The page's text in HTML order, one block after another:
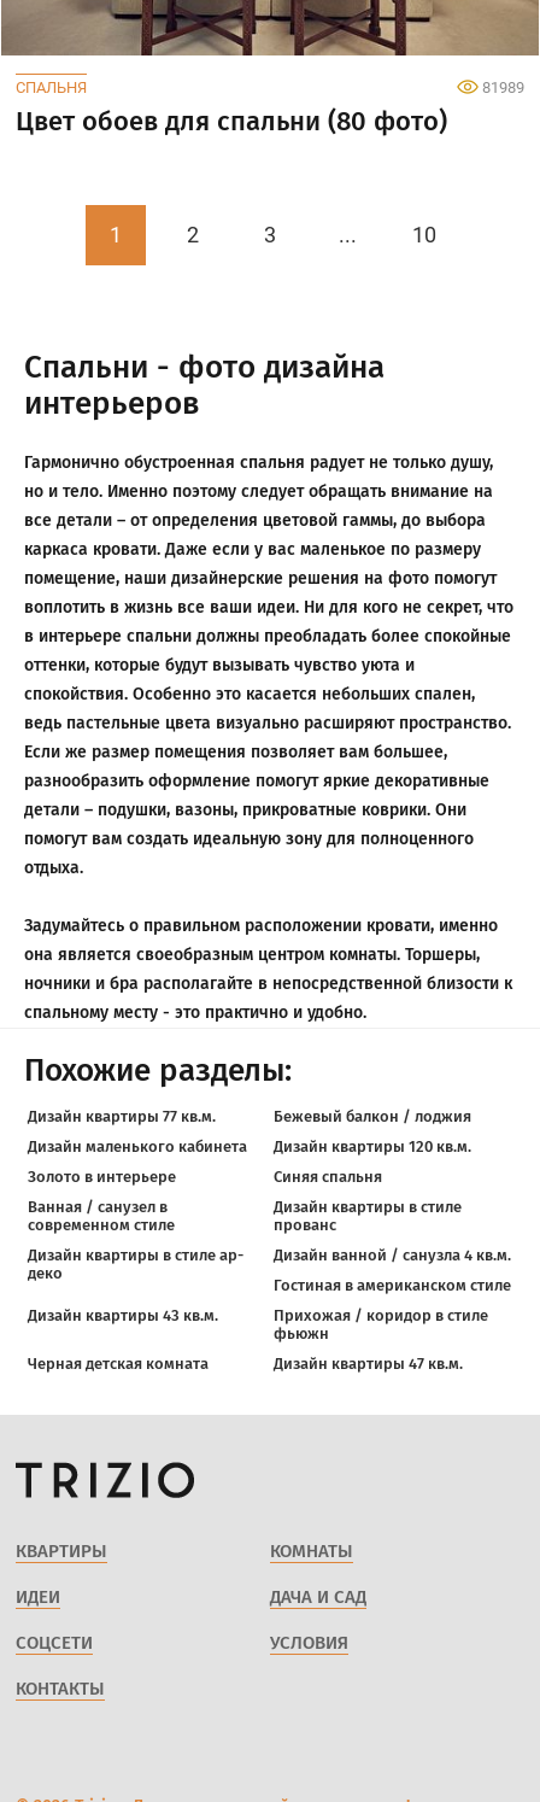
СПАЛЬНЯ 81989
Цвет обоев для спальни (80 фото)
1 2 3 ... 10
Спальни - фото дизайна
интерьеров
Гармонично обустроенная спальня радует не только душу,
но и тело. Именно поэтому следует обращать внимание на
все детали – от определения цветовой гаммы, до выбора
каркаса кровати. Даже если у вас маленькое по размеру
помещение, наши дизайнерские решения на фото помогут
воплотить в жизнь все ваши идеи. Ни для кого не секрет, что
в интерьере спальни должны преобладать более спокойные
оттенки, которые будут вызывать чувство уюта и
спокойствия. Особенно это касается небольших спален,
ведь пастельные цвета визуально расширяют пространство.
Если же размер помещения позволяет вам большее,
разнообразить оформление помогут яркие декоративные
детали – подушки, вазоны, прикроватные коврики. Они
помогут вам создать идеальную зону для полноценного
отдыха.
Задумайтесь о правильном расположении кровати, именно
она является своеобразным центром комнаты. Торшеры,
ночники и бра располагайте в непосредственной близости к
спальному месту - это практично и удобно.
Похожие разделы:
Дизайн квартиры 77 кв.м.
Бежевый балкон / лоджия
Дизайн маленького кабинета
Дизайн квартиры 120 кв.м.
Золото в интерьере
Синяя спальня
Ванная / санузел в
современном стиле
Дизайн квартиры в стиле
прованс
Дизайн квартиры в стиле ар-
деко
Дизайн ванной / санузла 4 кв.м.
Гостиная в американском стиле
Дизайн квартиры 43 кв.м.
Прихожая / коридор в стиле
фьюжн
Черная детская комната
Дизайн квартиры 47 кв.м.
КВАРТИРЫ КОМНАТЫ
ИДЕИ ДАЧА И САД
СОЦСЕТИ УСЛОВИЯ
КОНТАКТЫ